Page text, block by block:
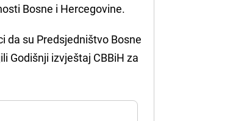
Bosne i Hercegovine.
da su Predsjedništvo Bosne
Godišnji izvještaj CBBiH za